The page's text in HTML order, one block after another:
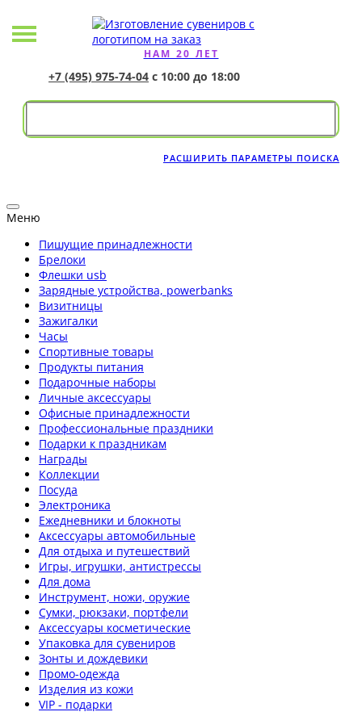
НАМ 20 ЛЕТ
+7 (495) 975-74-04 с 10:00 до 18:00
РАСШИРИТЬ ПАРАМЕТРЫ ПОИСКА
Меню
Пишущие принадлежности
Брелоки
Флешки usb
Зарядные устройства, powerbanks
Визитницы
Зажигалки
Часы
Спортивные товары
Продукты питания
Подарочные наборы
Личные аксессуары
Офисные принадлежности
Профессиональные праздники
Подарки к праздникам
Награды
Коллекции
Посуда
Электроника
Ежедневники и блокноты
Аксессуары автомобильные
Для отдыха и путешествий
Игры, игрушки, антистрессы
Для дома
Инструмент, ножи, оружие
Сумки, рюкзаки, портфели
Аксессуары косметические
Упаковка для сувениров
Зонты и дождевики
Промо-одежда
Изделия из кожи
VIP - подарки